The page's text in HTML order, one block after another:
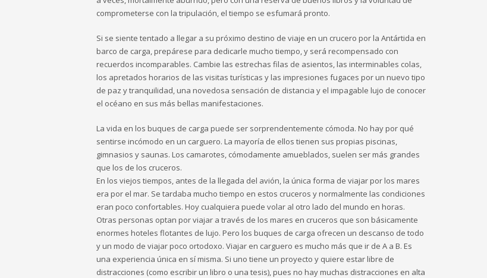
comprometerse con la tripulación, el tiempo se esfumará pronto.
Si se siente tentado a llegar a su próximo destino de viaje en un crucero por la Antártida en
barco de carga, prepárese para dedicarle mucho tiempo, y será recompensado con
recuerdos incomparables. Cambie las estrechas filas de asientos, las interminables colas,
los apretados horarios de las visitas turísticas y las impresiones fugaces por un nuevo tipo
de paz y tranquilidad, una novedosa sensación de distancia y el impagable lujo de conocer
el océano en sus más bellas manifestaciones.
La vida en los buques de carga puede ser sorprendentemente cómoda. No hay por qué
sentirse incómodo en un carguero. La mayoría de ellos tienen sus propias piscinas,
gimnasios y saunas. Los camarotes, cómodamente amueblados, suelen ser más grandes
que los de los cruceros.
En los viejos tiempos, antes de la llegada del avión, la única forma de viajar por los mares
era por el mar. Se tardaba mucho tiempo en estos cruceros y normalmente las condiciones
eran poco confortables. Hoy cualquiera puede volar al otro lado del mundo en horas.
Otras personas optan por viajar a través de los mares en cruceros que son básicamente
enormes hoteles flotantes de lujo. Pero los buques de carga ofrecen un descanso de todo
y un modo de viajar poco ortodoxo. Viajar en carguero es mucho más que ir de A a B. Es
una experiencia única en sí misma. Si uno tiene un proyecto y quiere estar libre de
distracciones (como escribir un libro o una tesis), pues no hay muchas distracciones en alta